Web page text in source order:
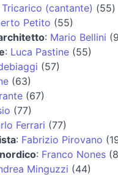
Tricarico (cantante) (55)
Petito (55)
: Mario Bellini
: Luca Pastine (55)
(57)
(63)
(67)
(77)
Ferrari (77)
: Fabrizio Pirovano
: Franco Nones
Minguzzi (44)